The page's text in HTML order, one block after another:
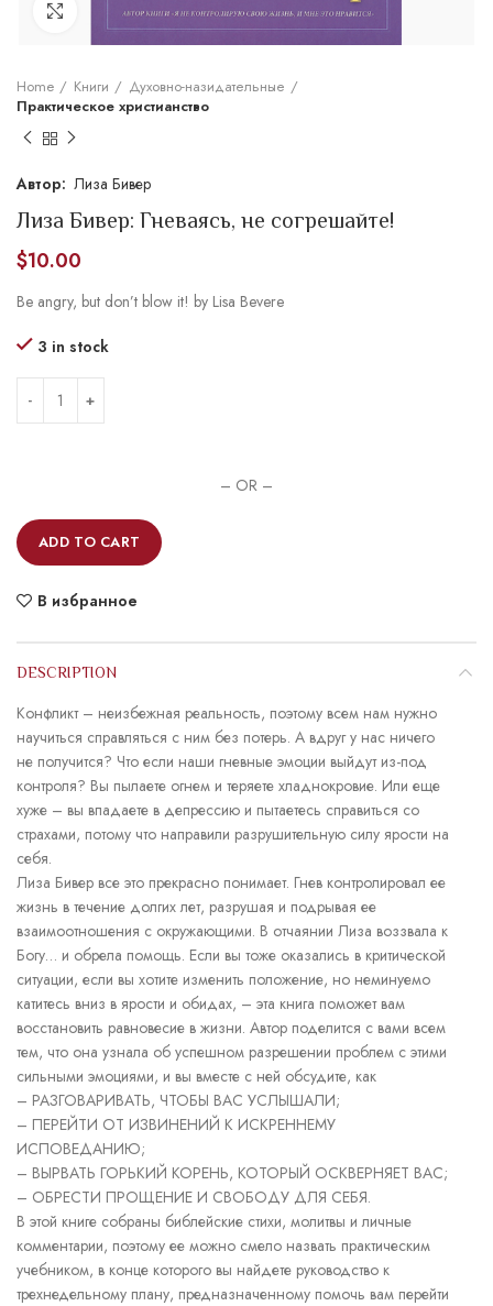
Увеличить
Home Книги
Духовно-назидательные
Практическое христианство
Лиза Бивер
Лиза Бивер: Гневаясь, не согрешайте!
$10.00
Be angry, but don’t blow it! by Lisa Bevere
3 in stock
– OR –
ADD TO CART
В избранное
DESCRIPTION
Конфликт – неизбежная реальность, поэтому всем нам нужно
научиться справляться с ним без потерь. А вдруг у нас ничего
не получится? Что если наши гневные эмоции выйдут из-под
контроля? Вы пылаете огнем и теряете хладнокровие. Или еще
хуже – вы впадаете в депрессию и пытаетесь справиться со
страхами, потому что направили разрушительную силу ярости на
себя.
Лиза Бивер все это прекрасно понимает. Гнев контролировал ее
жизнь в течение долгих лет, разрушая и подрывая ее
взаимоотношения с окружающими. В отчаянии Лиза воззвала к
Богу… и обрела помощь. Если вы тоже оказались в критической
ситуации, если вы хотите изменить положение, но неминуемо
катитесь вниз в ярости и обидах, – эта книга поможет вам
восстановить равновесие в жизни. Автор поделится с вами всем
тем, что она узнала об успешном разрешении проблем с этими
сильными эмоциями, и вы вместе с ней обсудите, как
– РАЗГОВАРИВАТЬ, ЧТОБЫ ВАС УСЛЫШАЛИ;
– ПЕРЕЙТИ ОТ ИЗВИНЕНИЙ К ИСКРЕННЕМУ
ИСПОВЕДАНИЮ;
– ВЫРВАТЬ ГОРЬКИЙ КОРЕНЬ, КОТОРЫЙ ОСКВЕРНЯЕТ ВАС;
– ОБРЕСТИ ПРОЩЕНИЕ И СВОБОДУ ДЛЯ СЕБЯ.
В этой книге собраны библейские стихи, молитвы и личные
комментарии, поэтому ее можно смело назвать практическим
учебником, в конце которого вы найдете руководство к
трехнедельному плану, предназначенному помочь вам перейти